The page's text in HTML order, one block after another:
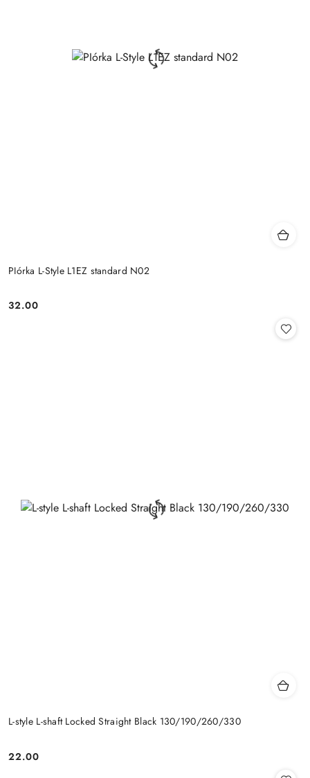
PIórka L-Style L1EZ standard N02
Cena:
32.00
L-style L-shaft Locked Straight Black 130/190/260/330
Cena:
22.00